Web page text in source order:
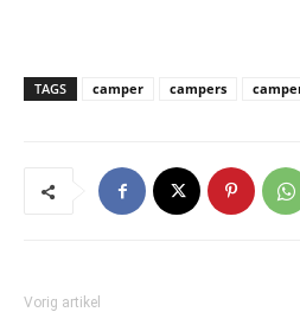
TAGS camper campers
Vorig artikel